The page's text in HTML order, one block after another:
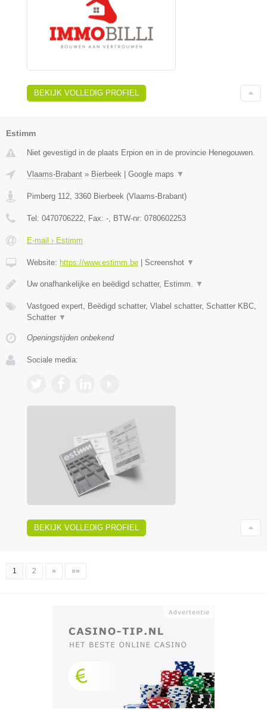
BEKIJK VOLLEDIG PROFIEL
Estimm
Niet gevestigd in de plaats Erpion en in de provincie Henegouwen.
Vlaams-Brabant » Bierbeek Google maps ▼
Pimberg 112 3360 Bierbeek (Vlaams-Brabant)
Tel: 0470706222 , Fax: - , BTW-nr: 0780602253
E-mail › Estimm
Website: https://www.estimm.be Screenshot ▼
Uw onafhankelijke en beëdigd schatter, Estimm. ▼
Vastgoed expert, Beëdigd schatter, Vlabel schatter, Schatter KBC,
Schatter ▼
Openingstijden onbekend
Sociale media:
BEKIJK VOLLEDIG PROFIEL
1 2 » »»